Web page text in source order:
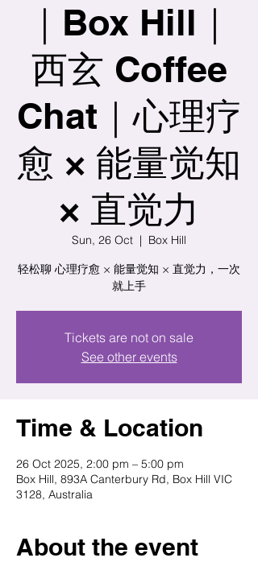
｜Box Hill｜
西玄 Coffee
Chat｜心理疗
愈 × 能量觉知
× 直觉力
Sun, 26 Oct
  |
Box Hill
轻松聊 心理疗愈 × 能量觉知 × 直觉力，一次
就上手
Tickets are not on sale
See other events
Time & Location
26 Oct 2025, 2:00 pm – 5:00 pm
Box Hill, 893A Canterbury Rd, Box Hill VIC
3128, Australia
About the event